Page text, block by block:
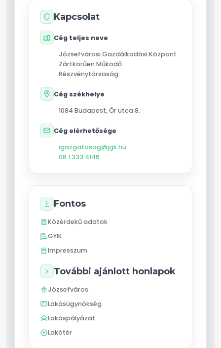
Kapcsolat
Cég teljes neve
Józsefvárosi Gazdálkodási Központ
Zártkörűen Működő
Részvénytársaság
Cég székhelye
1084 Budapest,Őr utca 8.
Cég elérhetősége
igazgatosag@jgk.hu
06 1 333 4146
Fontos
Közérdekű adatok
GYIK
Impresszum
További ajánlott honlapok
Józsefváros
Lakásügynökség
Lakáspályázat
Lakótér